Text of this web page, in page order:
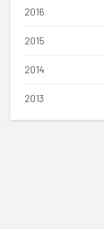
2016
2015
2014
2013